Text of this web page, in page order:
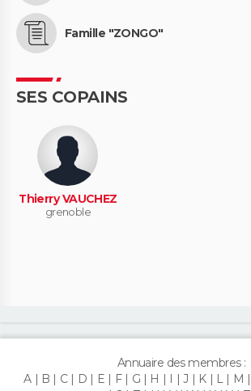
Famille "ZONGO"
SES COPAINS
Thierry VAUCHEZ
grenoble
Annuaire des membres :
A
B C D E F G H I J K L M